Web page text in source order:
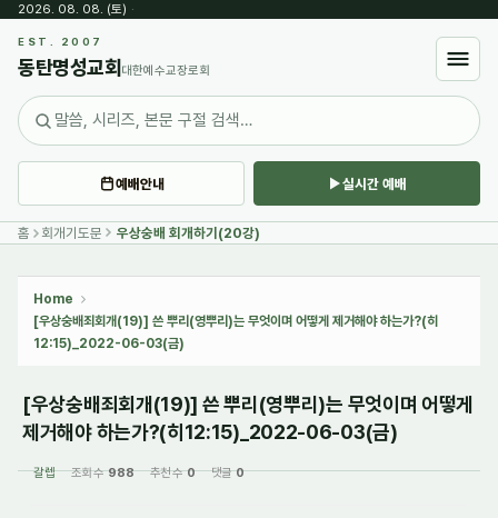
2026. 08. 08. (토) ·
EST. 2007
동탄명성교회 대한예수교장로회
예배안내 실시간 예배
홈 회개기도문 우상숭배 회개하기(20강)
Home
[우상숭배죄회개(19)] 쓴 뿌리(영뿌리)는 무엇이며 어떻게 제거해야 하는가?(히
12:15)_2022-06-03(금)
[우상숭배죄회개(19)] 쓴 뿌리(영뿌리)는 무엇이며 어떻게
제거해야 하는가?(히12:15)_2022-06-03(금)
갈렙 조회 수988 추천 수0 댓글0
Sketchbook5, 스케치북5
Sketchbook5, 스케치북5